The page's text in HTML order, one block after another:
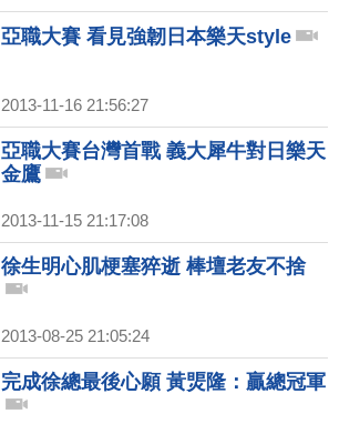
亞職大賽 看見強韌日本樂天style
2013-11-16 21:56:27
亞職大賽台灣首戰 義大犀牛對日樂天
金鷹
2013-11-15 21:17:08
徐生明心肌梗塞猝逝 棒壇老友不捨
2013-08-25 21:05:24
完成徐總最後心願 黃煚隆：贏總冠軍